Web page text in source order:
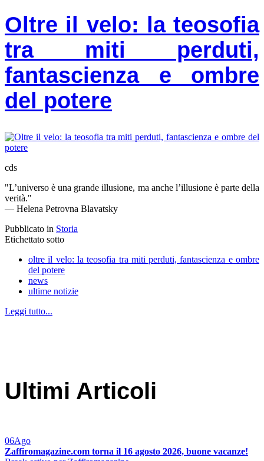
Oltre il velo: la teosofia
tra miti perduti,
fantascienza e ombre
del potere
cds
"L’universo è una grande illusione, ma anche l’illusione è parte della
verità."
— Helena Petrovna Blavatsky
Pubblicato in Storia
Etichettato sotto
oltre il velo: la teosofia tra miti perduti, fantascienza e ombre
del potere
news
ultime notizie
Leggi tutto...
Ultimi Articoli
06Ago
Zaffiromagazine.com torna il 16 agosto 2026, buone vacanze!